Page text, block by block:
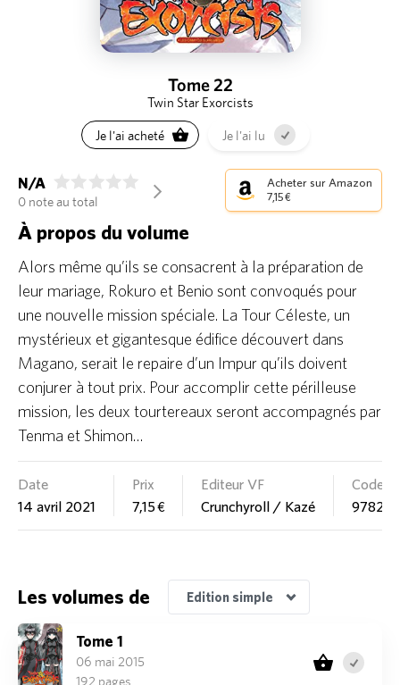
Tome 22
Twin Star Exorcists
Je l'ai acheté Je l'ai lu
N/A
0 note au total
arrow_forward_ios
Acheter sur Amazon
7,15 €
À propos du volume
Alors même qu’ils se consacrent à la préparation de
leur mariage, Rokuro et Benio sont convoqués pour
une nouvelle mission spéciale. La Tour Céleste, un
mystérieux et gigantesque édifice découvert dans
Magano, serait le repaire d’un Impur qu’ils doivent
conjurer à tout prix. Pour accomplir cette périlleuse
mission, les deux tourtereaux seront accompagnés par
Tenma et Shimon…
Date
14 avril 2021
Prix
7,15 €
Editeur VF
Crunchyroll / Kazé
Code
Les volumes de Edition simple
Tome 1
06 mai 2015
192 pages